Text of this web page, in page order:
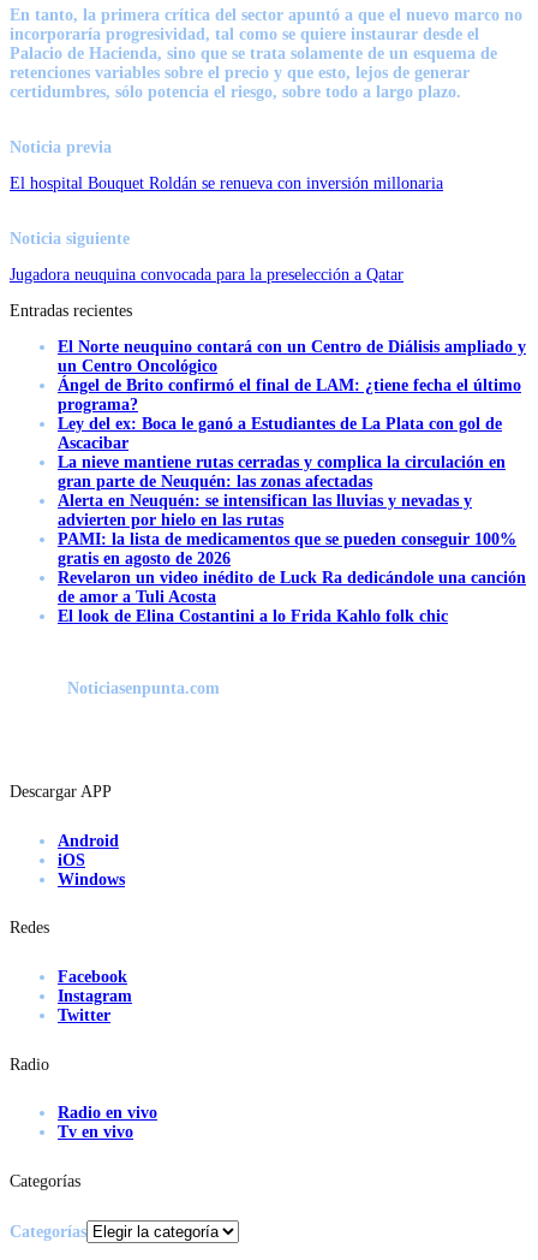
En tanto, la primera crítica del sector apuntó a que el nuevo marco no
incorporaría progresividad, tal como se quiere instaurar desde el
Palacio de Hacienda, sino que se trata solamente de un esquema de
retenciones variables sobre el precio y que esto, lejos de generar
certidumbres, sólo potencia el riesgo, sobre todo a largo plazo.
Noticia previa
El hospital Bouquet Roldán se renueva con inversión millonaria
Noticia siguiente
Jugadora neuquina convocada para la preselección a Qatar
Entradas recientes
El Norte neuquino contará con un Centro de Diálisis ampliado y
un Centro Oncológico
Ángel de Brito confirmó el final de LAM: ¿tiene fecha el último
programa?
Ley del ex: Boca le ganó a Estudiantes de La Plata con gol de
Ascacibar
La nieve mantiene rutas cerradas y complica la circulación en
gran parte de Neuquén: las zonas afectadas
Alerta en Neuquén: se intensifican las lluvias y nevadas y
advierten por hielo en las rutas
PAMI: la lista de medicamentos que se pueden conseguir 100%
gratis en agosto de 2026
Revelaron un video inédito de Luck Ra dedicándole una canción
de amor a Tuli Acosta
El look de Elina Costantini a lo Frida Kahlo folk chic
Noticiasenpunta.com
Descargar APP
Android
iOS
Windows
Redes
Facebook
Instagram
Twitter
Radio
Radio en vivo
Tv en vivo
Categorías
Categorías